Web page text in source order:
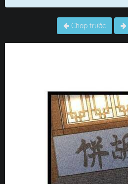
Chap trước